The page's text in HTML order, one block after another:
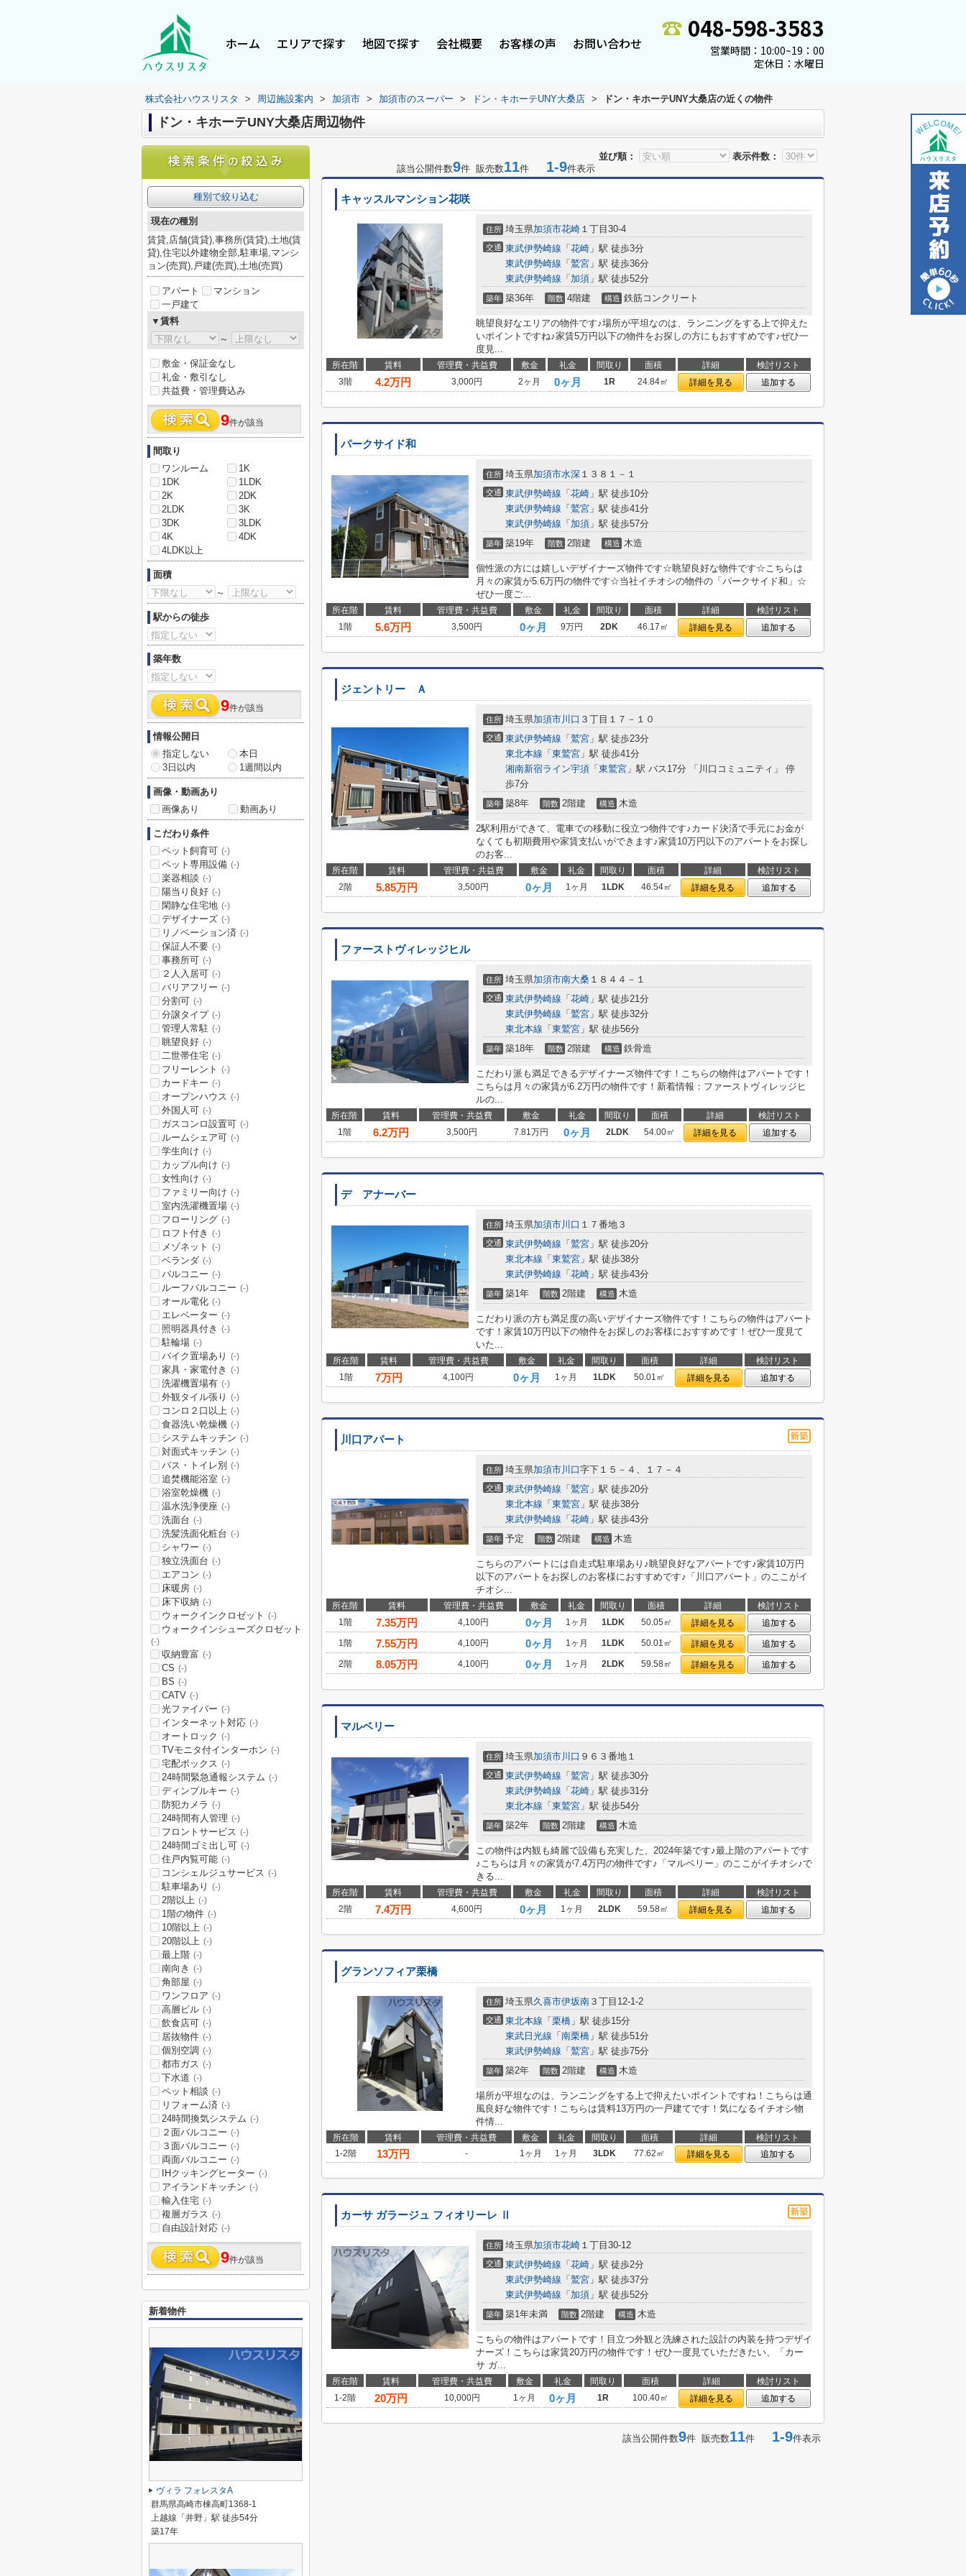
ホーム エリアで探す 地図で探す 会社概要 お客様の声 お問い合わせ
048-598-3583
営業時間：10:00~19：00
定休日：水曜日
株式会社ハウスリスタ > 周辺施設案内 > 加須市 > 加須市のスーパー > ドン・キホーテUNY大桑店 > ドン・キホーテUNY大桑店の近くの物件
ドン・キホーテUNY大桑店周辺物件
並び順：
表示件数：
該当公開件数9件 販売数11件 1-9件表示
キャッスルマンション花咲
住所 埼玉県加須市花崎 １丁目30-4
交通 東武伊勢崎線 「 花崎 」駅 徒歩3分
東武伊勢崎線 「 鷲宮 」駅 徒歩36分
東武伊勢崎線 「 加須 」駅 徒歩52分
築年 築36年 階数 4階建 構造 鉄筋コンクリート
眺望良好なエリアの物件です♪場所が平坦なのは、ランニングをする上で抑えた
いポイントですね♪家賃5万円以下の物件をお探しの方にもおすすめです♪ぜひ一
度見...
所在階 賃料 管理費・共益費 敷金 礼金 間取り 面積 詳細
検討リスト
3階
4.2万円 3,000円 2ヶ月 0ヶ月 1R 24.84㎡ 詳細を見る 追加する
パークサイド和
住所 埼玉県加須市水深 １３８１－１
交通 東武伊勢崎線 「 花崎 」駅 徒歩10分
東武伊勢崎線 「 鷲宮 」駅 徒歩41分
東武伊勢崎線 「 加須 」駅 徒歩57分
築年 築19年 階数 2階建 構造 木造
個性派の方には嬉しいデザイナーズ物件です☆眺望良好な物件です☆こちらは
月々の家賃が5.6万円の物件です☆当社イチオシの物件の「パークサイド和」☆
ぜひ一度ご...
所在階 賃料 管理費・共益費 敷金 礼金 間取り 面積 詳細
検討リスト
1階
5.6万円 3,500円 0ヶ月 9万円 2DK 46.17㎡ 詳細を見る 追加する
ジェントリー Ａ
住所 埼玉県加須市川口 ３丁目１７－１０
交通 東武伊勢崎線 「 鷲宮 」駅 徒歩23分
東北本線 「 東鷲宮 」駅 徒歩41分
湘南新宿ライン宇須 「 東鷲宮 」駅 バス17分 「川口コミュニティ」 停
歩7分
築年 築8年 階数 2階建 構造 木造
2駅利用ができて、電車での移動に役立つ物件です♪カード決済で手元にお金が
なくても初期費用や家賃支払いができます♪家賃10万円以下のアパートをお探し
のお客...
所在階 賃料 管理費・共益費 敷金 礼金 間取り 面積 詳細
検討リスト
2階
5.85万円 3,500円 0ヶ月 1ヶ月 1LDK 46.54㎡ 詳細を見る 追加する
ファーストヴィレッジヒル
住所 埼玉県加須市南大桑 １８４４－１
交通 東武伊勢崎線 「 花崎 」駅 徒歩21分
東武伊勢崎線 「 鷲宮 」駅 徒歩32分
東北本線 「 東鷲宮 」駅 徒歩56分
築年 築18年 階数 2階建 構造 鉄骨造
こだわり派も満足できるデザイナーズ物件です！こちらの物件はアパートです！
こちらは月々の家賃が6.2万円の物件です！新着情報：ファーストヴィレッジヒ
ルの...
所在階 賃料 管理費・共益費 敷金 礼金 間取り 面積 詳細
検討リスト
1階
6.2万円 3,500円 7.81万円 0ヶ月 2LDK 54.00㎡ 詳細を見る 追加する
デ アナーバー
住所 埼玉県加須市川口 １７番地３
交通 東武伊勢崎線 「 鷲宮 」駅 徒歩20分
東北本線 「 東鷲宮 」駅 徒歩38分
東武伊勢崎線 「 花崎 」駅 徒歩43分
築年 築1年 階数 2階建 構造 木造
こだわり派の方も満足度の高いデザイナーズ物件です！こちらの物件はアパート
です！家賃10万円以下の物件をお探しのお客様におすすめです！ぜひ一度見て
いた...
所在階 賃料 管理費・共益費 敷金 礼金 間取り 面積 詳細
検討リスト
1階
7万円 4,100円 0ヶ月 1ヶ月 1LDK 50.01㎡ 詳細を見る 追加する
川口アパート
住所 埼玉県加須市川口字下１５－４、１７－４
交通 東武伊勢崎線 「 鷲宮 」駅 徒歩20分
東北本線 「 東鷲宮 」駅 徒歩38分
東武伊勢崎線 「 花崎 」駅 徒歩43分
築年 予定 階数 2階建 構造 木造
こちらのアパートには自走式駐車場あり♪眺望良好なアパートです♪家賃10万円
以下のアパートをお探しのお客様におすすめです♪「川口アパート」のここがイ
チオシ...
所在階 賃料 管理費・共益費 敷金 礼金 間取り 面積 詳細
検討リスト
1階
7.35万円 4,100円 0ヶ月 1ヶ月 1LDK 50.05㎡ 詳細を見る
追加する
1階
7.55万円 4,100円 0ヶ月 1ヶ月 1LDK 50.01㎡ 詳細を見る
追加する
2階
8.05万円 4,100円 0ヶ月 1ヶ月 2LDK 59.58㎡ 詳細を見る 追加する
マルベリー
住所 埼玉県加須市川口 ９６３番地１
交通 東武伊勢崎線 「 鷲宮 」駅 徒歩30分
東武伊勢崎線 「 花崎 」駅 徒歩31分
東北本線 「 東鷲宮 」駅 徒歩54分
築年 築2年 階数 2階建 構造 木造
この物件は内観も綺麗で設備も充実した、2024年築です♪最上階のアパートです
♪こちらは月々の家賃が7.4万円の物件です♪「マルベリー」のここがイチオシ♪で
きる...
所在階 賃料 管理費・共益費 敷金 礼金 間取り 面積 詳細
検討リスト
2階
7.4万円 4,600円 0ヶ月 1ヶ月 2LDK 59.58㎡ 詳細を見る 追加する
グランソフィア栗橋
住所 埼玉県久喜市伊坂南 ３丁目12-1-2
交通 東北本線 「 栗橋 」駅 徒歩15分
東武日光線 「 南栗橋 」駅 徒歩51分
東武伊勢崎線 「 鷲宮 」駅 徒歩75分
築年 築2年 階数 2階建 構造 木造
場所が平坦なのは、ランニングをする上で抑えたいポイントですね！こちらは通
風良好な物件です！こちらは賃料13万円の一戸建てです！気になるイチオシ物
件情...
所在階 賃料 管理費・共益費 敷金 礼金 間取り 面積 詳細
検討リスト
1-2階
13万円 - 1ヶ月 1ヶ月 3LDK 77.62㎡ 詳細を見る 追加する
カーサ ガラージュ フィオリーレ Ⅱ
住所 埼玉県加須市花崎 １丁目30-12
交通 東武伊勢崎線 「 花崎 」駅 徒歩2分
東武伊勢崎線 「 鷲宮 」駅 徒歩37分
東武伊勢崎線 「 加須 」駅 徒歩52分
築年 築1年未満 階数 2階建 構造 木造
こちらの物件はアパートです！目立つ外観と洗練された設計の内装を持つデザイ
ナーズ！こちらは家賃20万円の物件です！ぜひ一度見ていただきたい、「カー
サ ガ...
所在階 賃料 管理費・共益費 敷金 礼金 間取り 面積 詳細
検討リスト
1-2階
20万円 10,000円 1ヶ月 0ヶ月 1R 100.40㎡ 詳細を見る 追加する
該当公開件数9件 販売数11件 1-9件表示
種別で絞り込む
現在の種別
賃貸,店舗(賃貸),事務所(賃貸),土地(賃
貸),住宅以外建物全部,駐車場,マンシ
ョン(売買),戸建(売買),土地(売買)
アパート
マンション
一戸建て
▼賃料
～
敷金・保証金なし
礼金・敷引なし
共益費・管理費込み
9件が該当
間取り
ワンルーム
1K
1DK
1LDK
2K
2DK
2LDK
3K
3DK
3LDK
4K
4DK
4LDK以上
面積
～
駅からの徒歩
築年数
9件が該当
情報公開日
指定しない
本日
3日以内
1週間以内
画像・動画あり
画像あり
動画あり
こだわり条件
ペット飼育可 (-)
ペット専用設備 (-)
楽器相談 (-)
陽当り良好 (-)
閑静な住宅地 (-)
デザイナーズ (-)
リノベーション済 (-)
保証人不要 (-)
事務所可 (-)
２人入居可 (-)
バリアフリー (-)
分割可 (-)
分譲タイプ (-)
管理人常駐 (-)
眺望良好 (-)
二世帯住宅 (-)
フリーレント (-)
カードキー (-)
オープンハウス (-)
外国人可 (-)
ガスコンロ設置可 (-)
ルームシェア可 (-)
学生向け (-)
カップル向け (-)
女性向け (-)
ファミリー向け (-)
室内洗濯機置場 (-)
フローリング (-)
ロフト付き (-)
メゾネット (-)
ベランダ (-)
バルコニー (-)
ルーフバルコニー (-)
オール電化 (-)
エレベーター (-)
照明器具付き (-)
駐輪場 (-)
バイク置場あり (-)
家具・家電付き (-)
洗濯機置場有 (-)
外観タイル張り (-)
コンロ２口以上 (-)
食器洗い乾燥機 (-)
システムキッチン (-)
対面式キッチン (-)
バス・トイレ別 (-)
追焚機能浴室 (-)
浴室乾燥機 (-)
温水洗浄便座 (-)
洗面台 (-)
洗髪洗面化粧台 (-)
シャワー (-)
独立洗面台 (-)
エアコン (-)
床暖房 (-)
床下収納 (-)
ウォークインクロゼット (-)
ウォークインシューズクロゼット
(-)
収納豊富 (-)
CS (-)
BS (-)
CATV (-)
光ファイバー (-)
インターネット対応 (-)
オートロック (-)
TVモニタ付インターホン (-)
宅配ボックス (-)
24時間緊急通報システム (-)
ディンプルキー (-)
防犯カメラ (-)
24時間有人管理 (-)
フロントサービス (-)
24時間ゴミ出し可 (-)
住戸内覧可能 (-)
コンシェルジュサービス (-)
駐車場あり (-)
2階以上 (-)
1階の物件 (-)
10階以上 (-)
20階以上 (-)
最上階 (-)
南向き (-)
角部屋 (-)
ワンフロア (-)
高層ビル (-)
飲食店可 (-)
居抜物件 (-)
個別空調 (-)
都市ガス (-)
下水道 (-)
ペット相談 (-)
リフォーム済 (-)
24時間換気システム (-)
２面バルコニー (-)
３面バルコニー (-)
両面バルコニー (-)
IHクッキングヒーター (-)
アイランドキッチン (-)
輸入住宅 (-)
複層ガラス (-)
自由設計対応 (-)
9件が該当
新着物件
ヴィラ フォレスタA
群馬県高崎市棟高町1368-1
上越線「井野」駅 徒歩54分
築17年